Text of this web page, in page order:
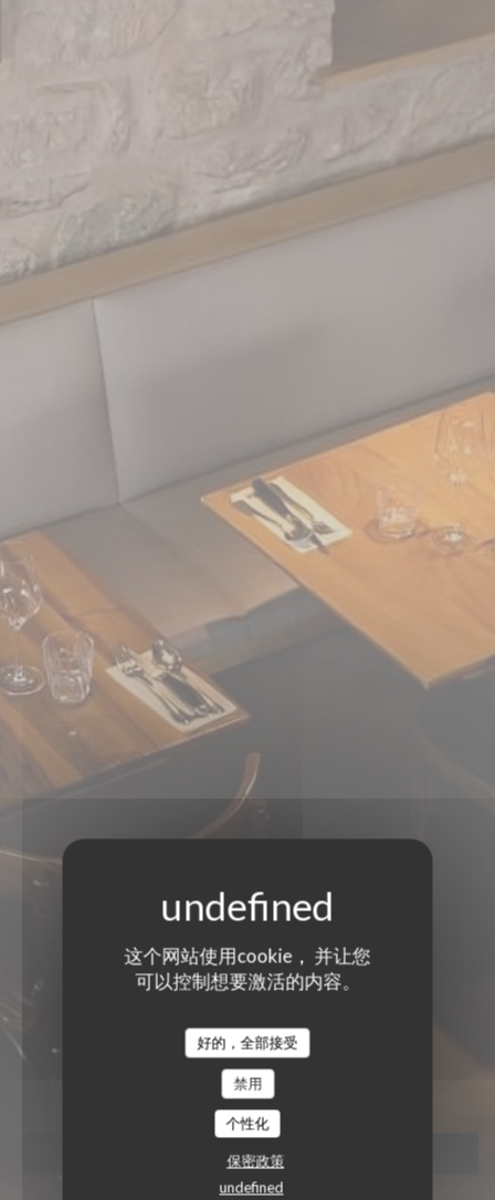
这个网站使用cookie， 并让您
可以控制想要激活的内容。
好的，全部接受
禁用
个性化
保密政策
undefined
BIONDI 阿根廷餐厅|
预订餐位